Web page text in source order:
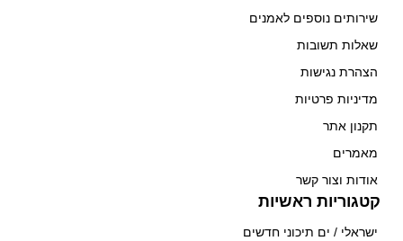
שירותים נוספים לאמנים
שאלות תשובות
הצהרת נגישות
מדיניות פרטיות
תקנון אתר
מאמרים
אודות וצור קשר
קטגוריות ראשיות
ישראלי / ים תיכוני חדשים